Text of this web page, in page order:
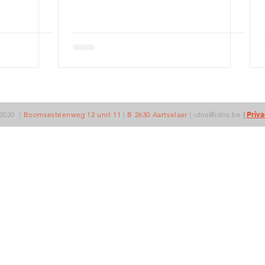
2020 | Boomsesteenweg 12 unit 11 | B 2630 Aartselaar | idna@idna.be |